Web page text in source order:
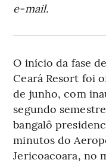
e-mail.
O início da fase
Ceará Resort foi
de junho, com
segundo
bangalô
minutos do
Jericoacoara, no